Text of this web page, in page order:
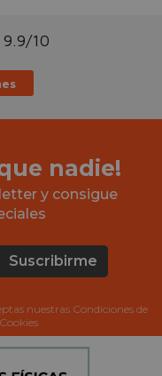
9.9/10
nadie!
y consigue
Suscribirme
nuestras Condiciones de